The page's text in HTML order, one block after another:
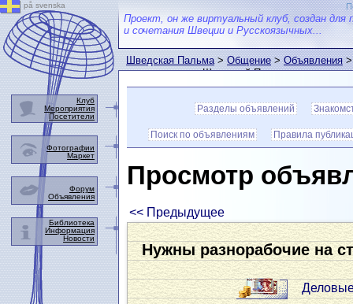
Проект, он же виртуальный клуб, создан для
и сочетания Швеции и Русскоязычных...
Шведская Пальма>Общение>Объявления>
пользователем Шведской Пальмы
Разделы объявлений
Поиск по объявлениям Правила
Просмотр
<< Предыдущее
Нужны разнорабочие на
på svenska
Клуб
Мероприятия
Посетители
Фотографии
Маркет
Форум
Объявления
Библиотека
Информация
Новости